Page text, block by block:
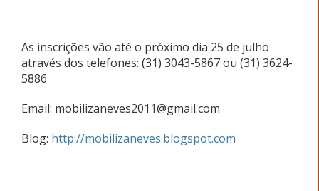
As inscrições vão até o próximo dia 25 de julho
através dos telefones: (31) 3043-5867 ou (31) 3624-
5886
Email: mobilizaneves2011@gmail.com
Blog: http://mobilizaneves.blogspot.com